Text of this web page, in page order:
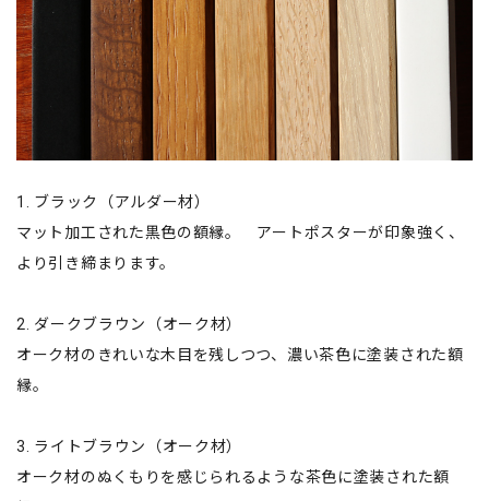
1. ブラック（アルダー材）
マット加工された黒色の額縁。 アートポスターが印象強く、
より引き締まります。
2. ダークブラウン（オーク材）
オーク材のきれいな木目を残しつつ、濃い茶色に塗装された額
縁。
3. ライトブラウン（オーク材）
オーク材のぬくもりを感じられるような茶色に塗装された額